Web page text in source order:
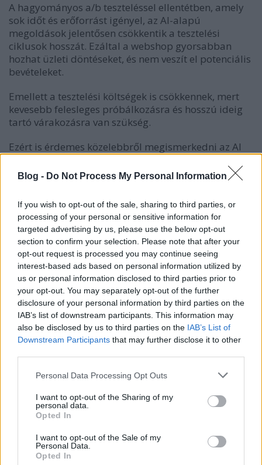
Blog - Do Not Process My Personal Information
If you wish to opt-out of the sale, sharing to third parties, or
processing of your personal or sensitive information for
targeted advertising by us, please use the below opt-out
section to confirm your selection. Please note that after your
opt-out request is processed you may continue seeing
interest-based ads based on personal information utilized by
us or personal information disclosed to third parties prior to
your opt-out. You may separately opt-out of the further
disclosure of your personal information by third parties on the
IAB’s list of downstream participants. This information may
also be disclosed by us to third parties on the IAB’s List of
Downstream Participants that may further disclose it to other
Please note that this website/app uses one or more Google
not limited to your visit or usage behaviour. You may click to
grant or deny consent to Google and its third-party tags to
use your data for below specified purposes in below Google
consent section.
Personal Data Processing Opt Outs
I want to opt-out of the Sharing of my
personal data.
Opted In
I want to opt-out of the Sale of my
Personal Data.
Opted In
A hagyományos a/b teszteléssel ellentétben, amely
sok időt és erőforrást igényel, az AI-alapú
megoldások jelentősen csökkentik a tesztelési
ciklusok hosszát. Ezáltal a webshop gyorsabban
hozhat üzleti döntéseket, és nem veszít el potenciális
bevételeket.
Emellett a tesztelési költségek is csökkennek, mert
kevesebb felesleges próbálkozásra és hosszú ideig
tartó várakozásra van szükség.
Ezért is érdemes közelebbről megismerkedni az AI
segítségével?
Az AI nemcsak az egyszerű a/b tesztelésben
jeleskedik, hanem a komplexebb multivariáns
tesztekben is, ahol több változót tesztelünk
egyszerre. Ez lehetővé teszi, hogy egyszerre több
elem – például színek, szövegek, elrendezések –
hatását vizsgáljuk.
A gépi tanulás segítségével az AI gyorsan felismeri a
legjobb kombinációkat, és ajánlásokat ad a további
optimalizációhoz.
információkat találhatunk afogyókúra és
AI az ügyfélvisszajelzések elemzésében
A chatbotok és virtuális asszisztensek mellett az AI
képes az ügyfélvisszajelzések gyors és pontos